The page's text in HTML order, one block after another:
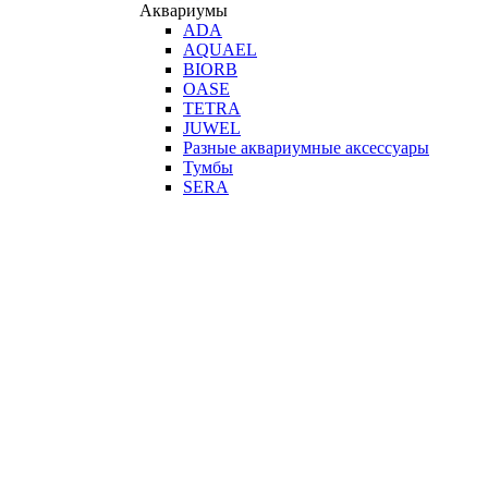
Аквариумы
ADA
AQUAEL
BIORB
OASE
TETRA
JUWEL
Разные аквариумные аксессуары
Тумбы
SERA